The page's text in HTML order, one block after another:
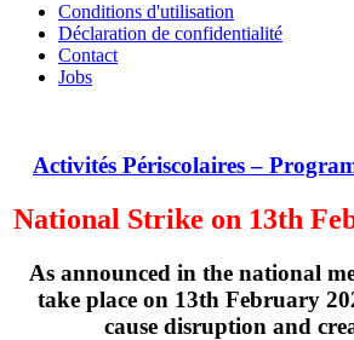
Conditions d'utilisation
Déclaration de confidentialité
Contact
Jobs
Activités Périscolaires –
National Strike on 13th
As announced in the national
take place on 13th February
cause disruption and